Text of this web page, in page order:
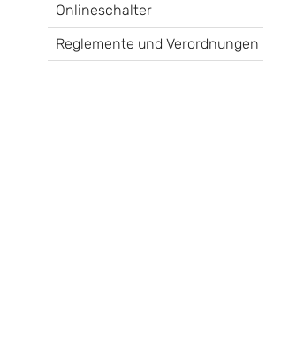
Onlineschalter
Reglemente und Verordnungen